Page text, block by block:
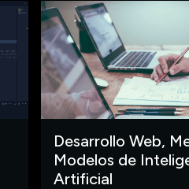
Desarrollo Web,
Modelos de
Artificial